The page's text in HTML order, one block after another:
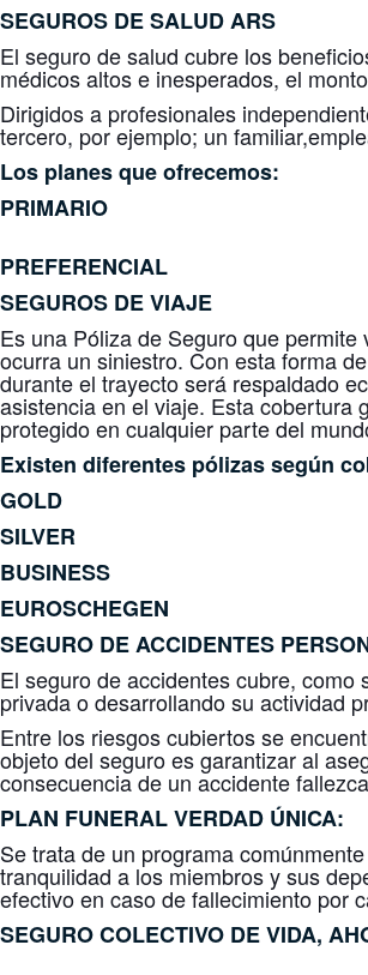
SEGUROS DE SALUDARS
El seguro de salud cubre los
médicos altos e inesperados, el
Dirigidos a profesionales
tercero, por ejemplo; un
Los planes que ofrecemos:
PRIMARIO
PREFERENCIAL
SEGUROS DE VIAJE
Es una Póliza de Seguro que
ocurra un siniestro. Con esta forma
durante el trayecto será respaldado
asistencia en el viaje. Esta cobertura
protegido en cualquier parte del
Existen diferentes pólizas según
GOLD
SILVER
BUSINESS
EUROSCHEGEN
SEGURO DE ACCIDENTES
El seguro de accidentes cubre,
privada o desarrollando su actividad
Entre los riesgos cubiertos se
objeto del seguro es garantizar al
consecuencia de un accidente
PLAN FUNERALVERDAD ÚNICA:
Se trata de un programa
tranquilidad a los miembros y sus
efectivo en caso de fallecimiento por
SEGURO COLECTIVO DEVIDA,